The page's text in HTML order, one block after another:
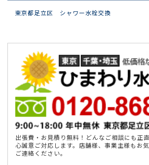
東京都足立区 シャワー水栓交換
出張費・お見積り無料！どんなご相談にも正
心誠意ご対応します。店舗様、事業主様もお
ご連絡ください。